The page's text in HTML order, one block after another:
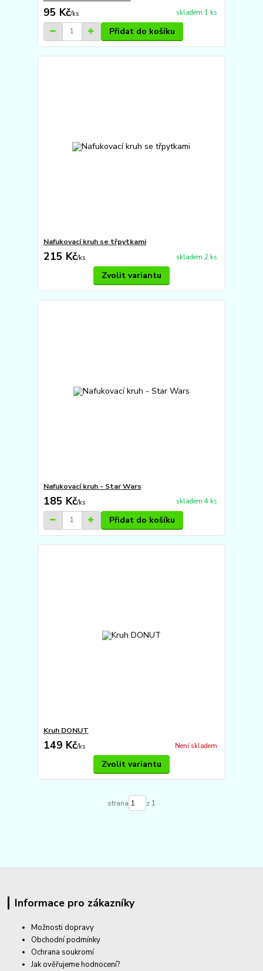
95 Kč/ks skladem 1 ks
Přidat do košíku
Nafukovací kruh se třpytkami
215 Kč/ks skladem 2 ks
Zvolit variantu
Nafukovací kruh - Star Wars
185 Kč/ks skladem 4 ks
Přidat do košíku
Kruh DONUT
149 Kč/ks Není skladem
Zvolit variantu
strana z 1
Informace pro zákazníky
Možnosti dopravy
Obchodní podmínky
Ochrana soukromí
Jak ověřujeme hodnocení?